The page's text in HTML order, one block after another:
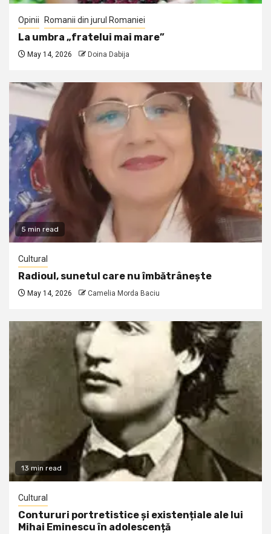
Opinii Romanii din jurul Romaniei
La umbra „fratelui mai mare”
May 14, 2026 Doina Dabija
5 min read
Cultural
Radioul, sunetul care nu îmbătrânește
May 14, 2026 Camelia Morda Baciu
13 min read
Cultural
Contururi portretistice și existențiale ale lui
Mihai Eminescu în adolescență